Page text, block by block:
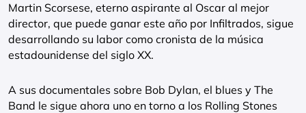
Martin Scorsese, eterno aspirante al Oscar al mejor
director, que puede ganar este año por Infiltrados, sigue
desarrollando su labor como cronista de la música
estadounidense del siglo XX.
A sus documentales sobre Bob Dylan, el blues y The
Band le sigue ahora uno en torno a los Rolling Stones